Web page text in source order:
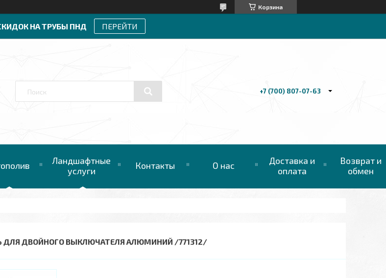
Корзина
НА ТРУБЫ ПНД ПЕРЕЙТИ
+7 (700) 807-07-63
Ландшафтные
услуги
Контакты О нас
Доставка и
оплата
Возврат и
обмен
ДЛЯ ДВОЙНОГО ВЫКЛЮЧАТЕЛЯ АЛЮМИНИЙ /771312/